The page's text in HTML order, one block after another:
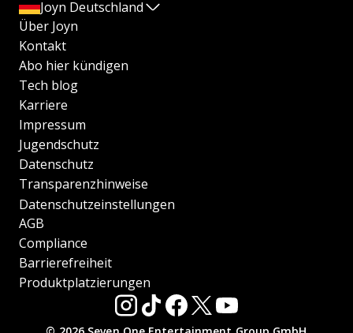
Joyn Deutschland
Über Joyn
Kontakt
Abo hier kündigen
Tech blog
Karriere
Impressum
Jugendschutz
Datenschutz
Transparenzhinweise
Datenschutzeinstellungen
AGB
Compliance
Barrierefreiheit
Produktplatzierungen